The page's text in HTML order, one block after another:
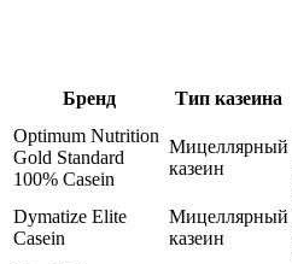
Бренд Тип казеина
Optimum Nutrition
Gold Standard
100% Casein
Мицеллярный
казеин
Dymatize Elite
Casein
Мицеллярный
казеин